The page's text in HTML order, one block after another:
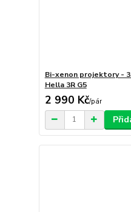
Bi-xenon projektory -
Hella 3R G5
2 990 Kč/pár